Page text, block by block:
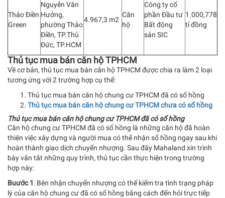
Thảo Điền
Green
Nguyễn Văn
Hưởng,
phường Thảo
Điền, TP.Thủ
Đức, TP.HCM
4.967,3 m2
Căn
hộ
Công ty cổ
phần Đầu tư
Bất động
sản SIC
1.000,778
tỉ đồng
Thủ tục mua bán căn hộ TPHCM
Về cơ bản, thủ tục mua bán căn hộ TPHCM được chia ra làm 2 loại
tương ứng với 2 trường hợp cụ thể:
Thủ tục mua bán căn hộ chung cư TPHCM đã có sổ hồng
Thủ tục mua bán căn hộ chung cư TPHCM chưa có sổ hồng
Thủ tục mua bán căn hộ chung cư TPHCM đã có sổ hồng
Căn hộ chung cư TPHCM đã có sổ hồng là những căn hộ đã hoàn
thiện việc xây dựng và người mua có thể nhận sổ hồng ngay sau khi
hoàn thành giao dịch chuyển nhượng. Sau đây Mahaland xin trình
bày vắn tắt những quy trình, thủ tục cần thực hiện trong trường
hợp này:
Buước 1: Bên nhận chuyển nhượng có thể kiểm tra tình trạng pháp
lý của căn hộ chung cư đã có sổ hồng bằng cách đến hỏi trực tiếp